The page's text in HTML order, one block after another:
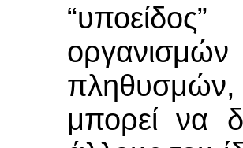
πληθυσμών,
μπορεί να